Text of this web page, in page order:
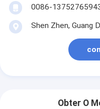
0086-
Shen Zhen, Guang
Obter O